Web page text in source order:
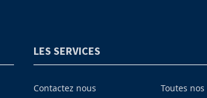
LES SERVICES
Contactez nous
Toutes